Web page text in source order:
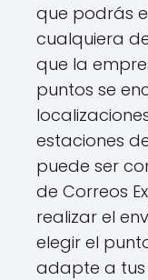
que podrás
cualquiera
que la
puntos se
estaciones
puede ser
de Correos
realizar el
elegir el
adapte a tus